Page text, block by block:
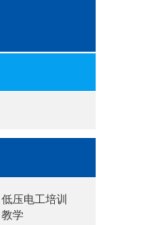
低压电工培训
教学